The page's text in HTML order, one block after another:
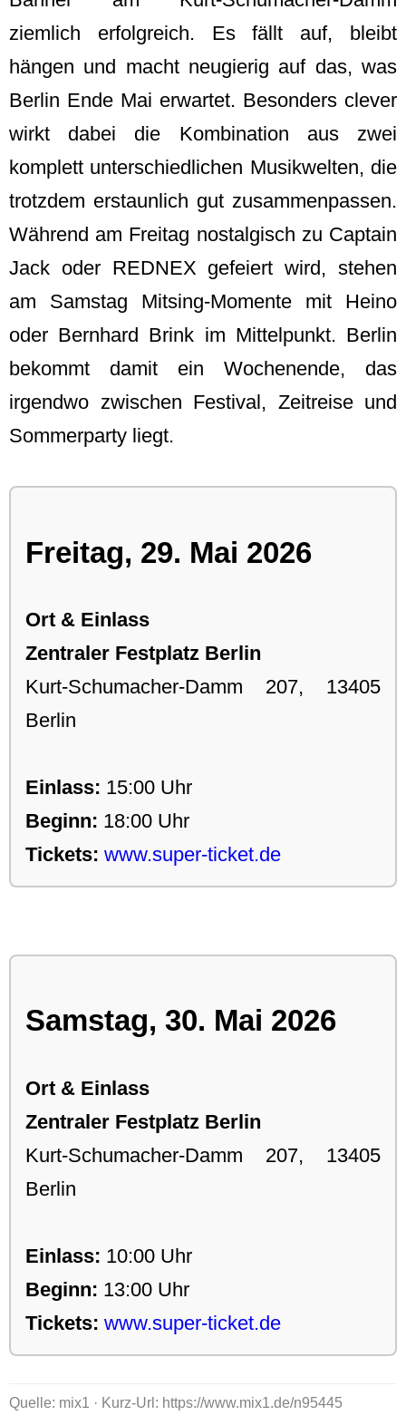
ziemlich erfolgreich. Es fällt auf, bleibt
hängen und macht neugierig auf das, was
Berlin Ende Mai erwartet. Besonders clever
wirkt dabei die Kombination aus zwei
komplett unterschiedlichen Musikwelten, die
trotzdem erstaunlich gut zusammenpassen.
Während am Freitag nostalgisch zu Captain
Jack oder REDNEX gefeiert wird, stehen
am Samstag Mitsing-Momente mit Heino
oder Bernhard Brink im Mittelpunkt. Berlin
bekommt damit ein Wochenende, das
irgendwo zwischen Festival, Zeitreise und
Sommerparty liegt.
Freitag, 29. Mai 2026
Ort & Einlass
Zentraler Festplatz Berlin
Kurt-Schumacher-Damm 207, 13405
Berlin
Einlass: 15:00 Uhr
Beginn: 18:00 Uhr
Tickets: www.super-ticket.de
Samstag, 30. Mai 2026
Ort & Einlass
Zentraler Festplatz Berlin
Kurt-Schumacher-Damm 207, 13405
Berlin
Einlass: 10:00 Uhr
Beginn: 13:00 Uhr
Tickets: www.super-ticket.de
Quelle: mix1 · Kurz-Url: https://www.mix1.de/n95445